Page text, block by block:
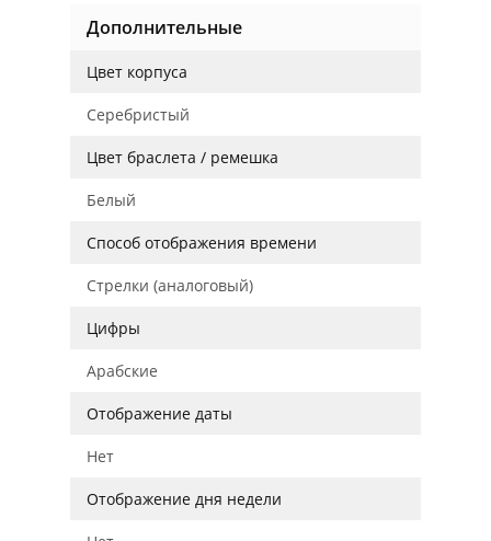
Дополнительные
Цвет корпуса
Серебристый
Цвет браслета / ремешка
Белый
Способ отображения времени
Стрелки (аналоговый)
Цифры
Арабские
Отображение даты
Нет
Отображение дня недели